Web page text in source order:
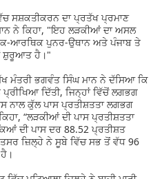
ਸਸ਼ਕਤੀਕਰਨ ਦਾ ਪ੍ਰਤੱਖ ਪ੍ਰਮਾਣ
ਨੇ ਕਿਹਾ, "ਇਹ ਲੜਕੀਆਂ ਦਾ ਅਸਲ
ਆਰਥਿਕ ਪੁਨਰ-ਉਥਾਨ ਅਤੇ ਪੰਜਾਬ ਤੇ
ਸ਼ੁਰੂਆਤ ਹੈ।"
ਮੰਤਰੀ ਭਗਵੰਤ ਸਿੰਘ ਮਾਨ ਨੇ ਦੱਸਿਆ ਕਿ
ਦਿੱਤੀ, ਜਿਨ੍ਹਾਂ ਵਿੱਚੋਂ ਲਗਭਗ
ਨਾਲ ਕੁੱਲ ਪਾਸ ਪ੍ਰਤੀਸ਼ਤਤਾ ਲਗਭਗ
“ਲੜਕੀਆਂ ਦੀ ਪਾਸ ਪ੍ਰਤੀਸ਼ਤਤਾ
ਦੀ ਪਾਸ ਦਰ 88.52 ਪ੍ਰਤੀਸ਼ਤ
ਜ਼ਿਲ੍ਹੇ ਨੇ ਸੂਬੇ ਵਿੱਚ ਸਭ ਤੋਂ ਵੱਧ 96